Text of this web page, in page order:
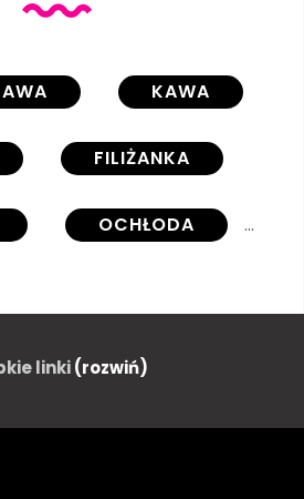
KAWA
FILIŻANKA
OCHŁODA
ZBLIŻENIE
linki(rozwiń)